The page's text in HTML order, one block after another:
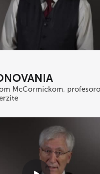
McCormickom,